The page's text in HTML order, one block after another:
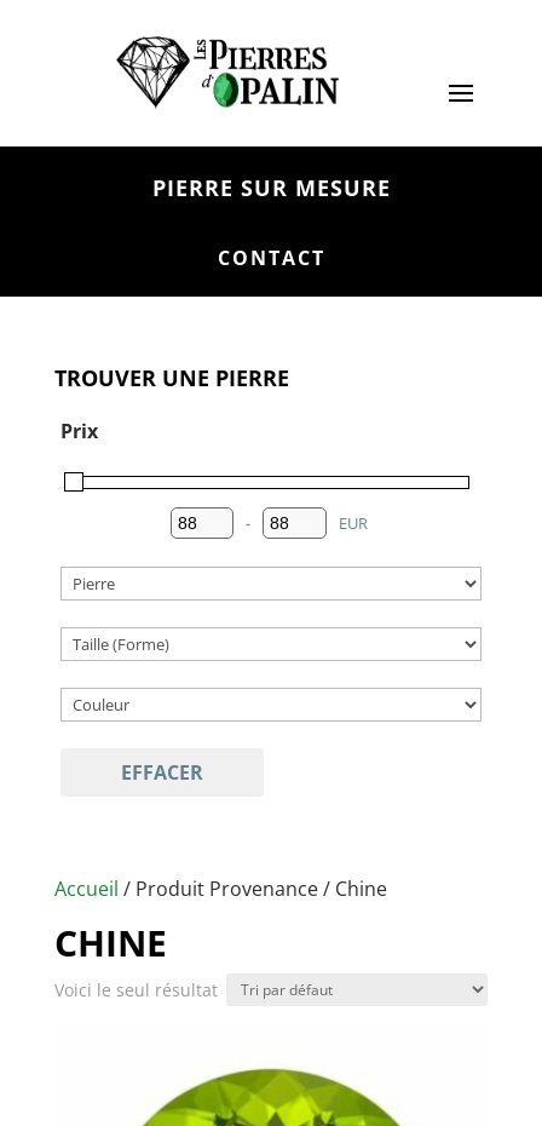
PIERRE SUR MESURE
CONTACT
Accueil / Produit Provenance / Chine
CHINE
Voici le seul résultat
TROUVER UNE PIERRE
Prix
Minimum Price
-
Maximum Price
EUR
EFFACER